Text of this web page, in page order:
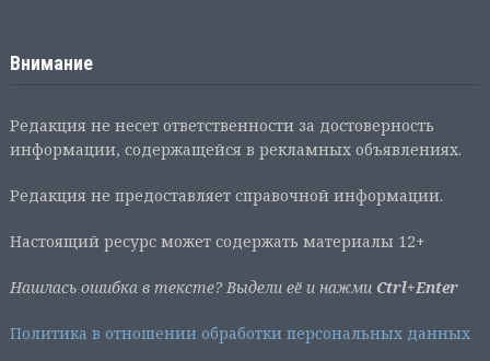
Внимание
Редакция не несет ответственности за достоверность
информации, содержащейся в рекламных объявлениях.
Редакция не предоставляет справочной информации.
Настоящий ресурс может содержать материалы 12+
Нашлась ошибка в тексте? Выдели её и нажми Ctrl+Enter
Политика в отношении обработки персональных данных